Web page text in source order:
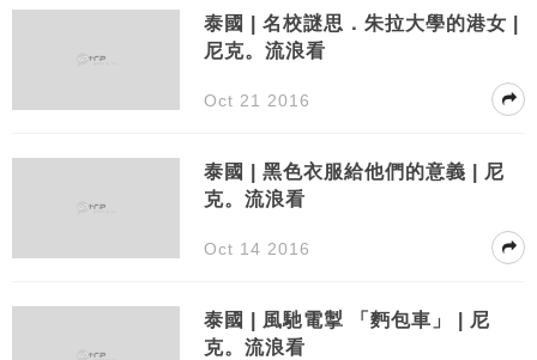
泰國 | 名校謎思．朱拉大學的港女 |
尼克。流浪看
Oct 21 2016
泰國 | 黑色衣服給他們的意義 | 尼
克。流浪看
Oct 14 2016
泰國 | 風馳電掣 「麪包車」 | 尼
克。流浪看